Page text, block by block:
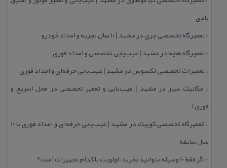
بادی
:: تعمیرگاه تخصصی چری در مشهد | ۱۰ سال تجربه و امداد خودرو
:: تعمیرگاه هایما در مشهد | عیب‌یابی تخصصی و امداد فوری
:: تعمیرات تخصصی لكسوس در مشهد | عیب‌یابی حرفه‌ای و امداد فوری
:: مكانیك سیار در مشهد | عیب‌یابی و تعمیر تخصصی در محل (سریع و
فوری)
::
تعمیرگاه تخصصی كوییك در مشهد | عیب‌یابی حرفه‌ای و امداد فوری با ۱۰
سال سابقه
:: اگر فقط 10 وسیله بتوانید بخرید، اولویت با كدام تجهیزات است؟